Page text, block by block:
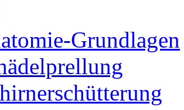
Grundlagen